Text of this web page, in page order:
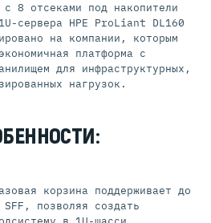
с 8 отсеками под накопители
сервера HPE ProLiant DL160
на компании, которым
платформа с
для инфраструктурных,
нагрузок.
корзина поддерживает до
позволяя создать